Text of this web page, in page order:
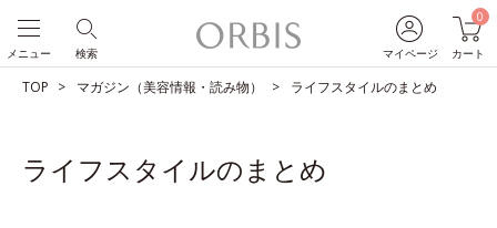
マイページ
0
カート
検索
メニュー
TOP マガジン（美容情報・読み物） ライフスタイルのまとめ
ライフスタイルのまとめ